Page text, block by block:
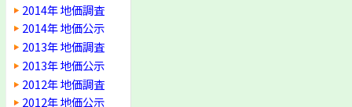
2014年 地価調査
2014年 地価公示
2013年 地価調査
2013年 地価公示
2012年 地価調査
2012年 地価公示